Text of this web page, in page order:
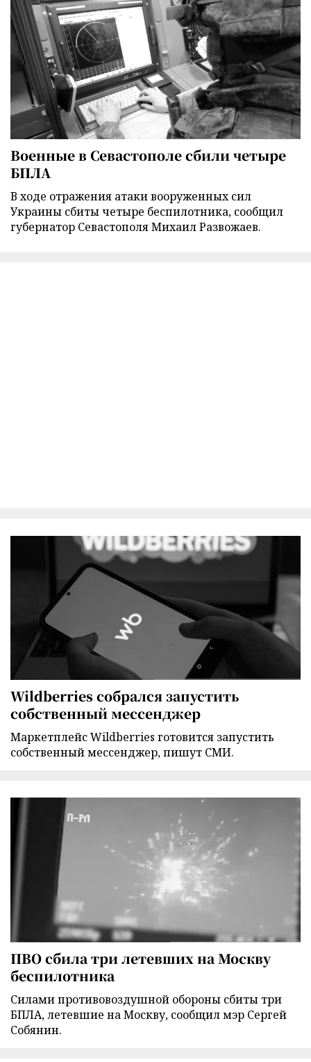
Военные в Севастополе сбили четыре
БПЛА
В ходе отражения атаки вооруженных сил
Украины сбиты четыре беспилотника, сообщил
губернатор Севастополя Михаил Развожаев.
Wildberries собрался запустить
собственный мессенджер
Маркетплейс Wildberries готовится запустить
собственный мессенджер, пишут СМИ.
ПВО сбила три летевших на Москву
беспилотника
Силами противовоздушной обороны сбиты три
БПЛА, летевшие на Москву, сообщил мэр Сергей
Собянин.